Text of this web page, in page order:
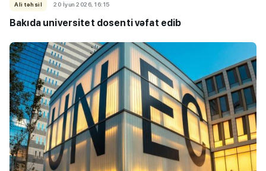
Ali təhsil 20 İyun 2026, 16:15
Bakıda universitet dosenti vəfat edib